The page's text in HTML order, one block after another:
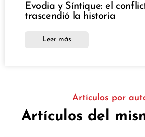
Evodia y Síntique: el
trascendió la historia
Leer más
Artículos por
Artículos del